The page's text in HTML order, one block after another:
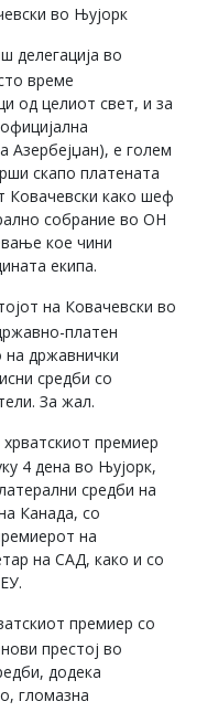
во Њујорк
делегација во
време
од целиот свет, и за
Азербејџан), е голем
скапо платената
Ковачевски како шеф
собрание во ОН
кое чини
екипа.
на Ковачевски во
платен
на државнички
средби со
За жал.
премиер
4 дена во Њујорк,
средби на
Канада, со
на
на САД, како и со
премиер со
престој во
додека
гломазна